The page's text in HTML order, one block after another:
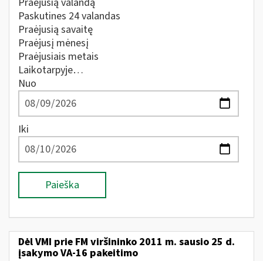
Paskutines 24 valandas
Praėjusią savaitę
Praėjusį mėnesį
Praėjusiais metais
Laikotarpyje…
Nuo
Iki
Paieška
Dėl VMI prie FM viršininko 2011 m. sausio 25 d.
įsakymo VA-16 pakeitimo